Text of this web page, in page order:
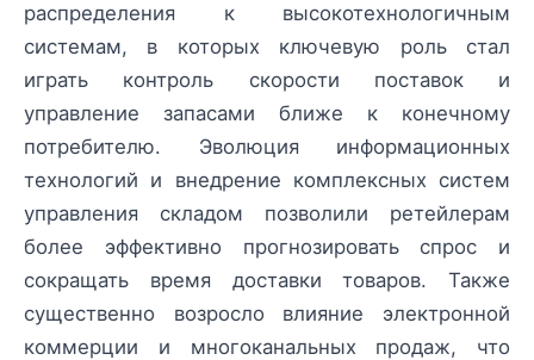
распределения к высокотехнологичным
системам, в которых ключевую роль стал
играть контроль скорости поставок и
управление запасами ближе к конечному
потребителю. Эволюция информационных
технологий и внедрение комплексных систем
управления складом позволили ретейлерам
более эффективно прогнозировать спрос и
сокращать время доставки товаров. Также
существенно возросло влияние электронной
коммерции и многоканальных продаж, что